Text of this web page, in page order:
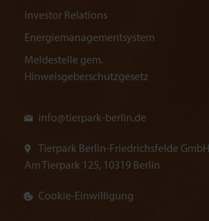
Investor Relations
Energiemanagementsystem
Meldestelle gem.
Hinweisgeberschutzgesetz
info@tierpark-berlin.de
Tierpark Berlin-Friedrichsfelde GmbH
Am Tierpark 125, 10319 Berlin
Cookie-Einwilligung